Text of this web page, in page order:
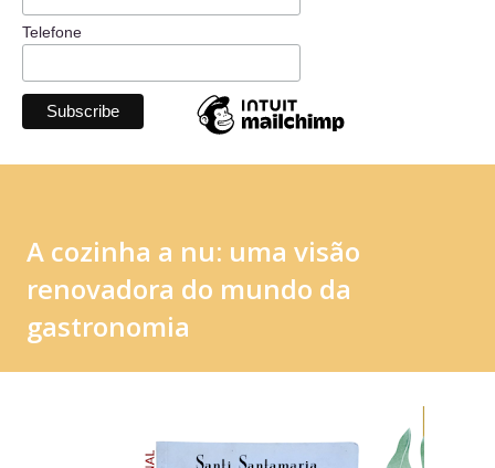
Telefone
A cozinha a nu: uma visão
renovadora do mundo da
gastronomia